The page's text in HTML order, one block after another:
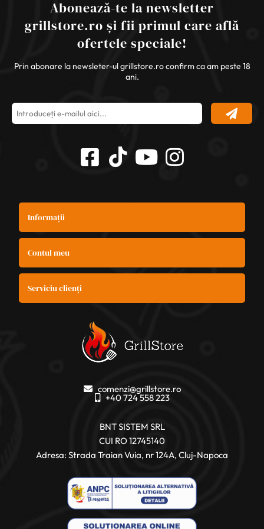
Abonează-te la newsletter
grillstore.ro și fii primul care află
ofertele speciale!
Prin abonare la newsleter-ul grillstore.ro confirm ca am peste 18
ani.
Informații
Contul meu
Serviciu clienți
comenzi@grillstore.ro
+40 724 558 223
BNT SISTEM SRL
CUI RO 12745140
Adresa: Strada Traian Vuia, nr 124A, Cluj-Napoca